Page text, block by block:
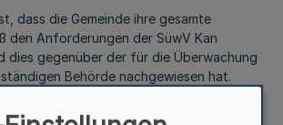
dass die Gemeinde ihre gesamte
den Anforderungen der SüwV Kan
dies gegenüber der für die Überwachung
Behörde nachgewiesen hat.
Abwasserbeseitigungskonzept (ABK)